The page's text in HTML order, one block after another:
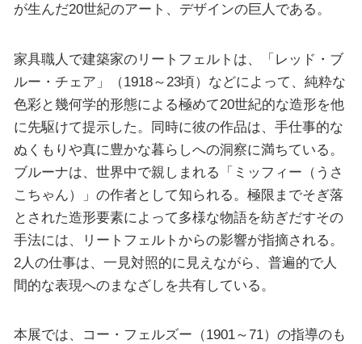
が生んだ20世紀のアート、デザインの巨人である。
家具職人で建築家のリートフェルトは、「レッド・ブ
ルー・チェア」（1918～23頃）などによって、純粋な
色彩と幾何学的形態による極めて20世紀的な造形を他
に先駆けて提示した。同時に彼の作品は、手仕事的な
ぬくもりや真に豊かな暮らしへの洞察に満ちている。
ブルーナは、世界中で親しまれる「ミッフィー（うさ
こちゃん）」の作者として知られる。極限までそぎ落
とされた造形要素によって多様な物語を紡ぎだすその
手法には、リートフェルトからの影響が指摘される。
2人の仕事は、一見対照的に見えながら、普遍的で人
間的な表現へのまなざしを共有している。
本展では、コー・フェルズー（1901～71）の指導のも